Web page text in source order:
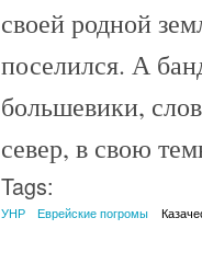
своей родной
поселился. А
большевики,
север, в свою
Tags:
УНР Еврейские погромы